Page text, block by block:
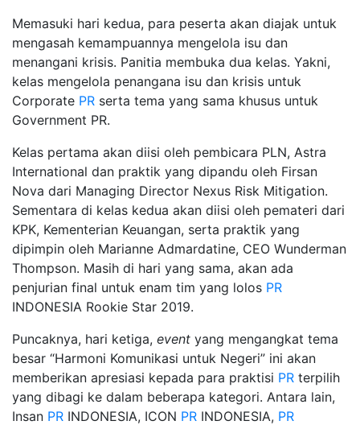
Memasuki hari kedua, para peserta akan diajak untuk
mengasah kemampuannya mengelola isu dan
menangani krisis. Panitia membuka dua kelas. Yakni,
kelas mengelola penangana isu dan krisis untuk
Corporate PR serta tema yang sama khusus untuk
Government PR.
Kelas pertama akan diisi oleh pembicara PLN, Astra
International dan praktik yang dipandu oleh Firsan
Nova dari Managing Director Nexus Risk Mitigation.
Sementara di kelas kedua akan diisi oleh pemateri dari
KPK, Kementerian Keuangan, serta praktik yang
dipimpin oleh Marianne Admardatine, CEO Wunderman
Thompson. Masih di hari yang sama, akan ada
penjurian final untuk enam tim yang lolos PR
INDONESIA Rookie Star 2019.
Puncaknya, hari ketiga, event yang mengangkat tema
besar “Harmoni Komunikasi untuk Negeri” ini akan
memberikan apresiasi kepada para praktisi PR terpilih
yang dibagi ke dalam beberapa kategori. Antara lain,
Insan PR INDONESIA, ICON PR INDONESIA, PR